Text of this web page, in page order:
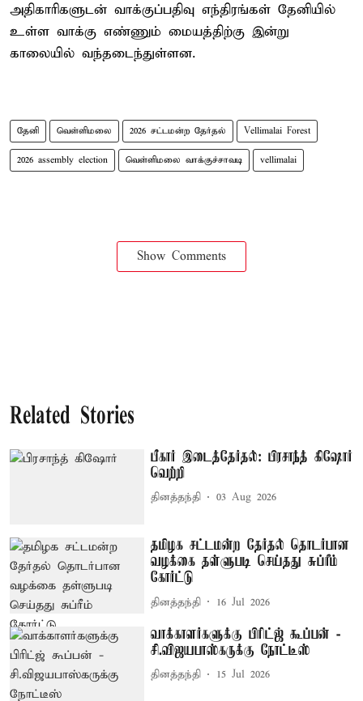
அதிகாரிகளுடன் வாக்குப்பதிவு எந்திரங்கள் தேனியில்
உள்ள வாக்கு எண்ணும் மையத்திற்கு இன்று
காலையில் வந்தடைந்துள்ளன.
தேனி வெள்ளிமலை 2026 சட்டமன்ற தேர்தல் Vellimalai Forest
2026 assembly election வெள்ளிமலை வாக்குச்சாவடி vellimalai
Show Comments
Related Stories
பீகார் இடைத்தேர்தல்: பிரசாந்த் கிஷோர்
வெற்றி
தினத்தந்தி 03 Aug 2026
தமிழக சட்டமன்ற தேர்தல் தொடர்பான
வழக்கை தள்ளுபடி செய்தது சுப்ரீம்
கோர்ட்டு
தினத்தந்தி 16 Jul 2026
வாக்காளர்களுக்கு பிரிட்ஜ் கூப்பன் -
சி.விஜயபாஸ்கருக்கு நோட்டீஸ்
தினத்தந்தி 15 Jul 2026